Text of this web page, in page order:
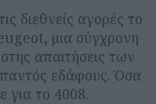
διεθνείς αγορές το
μια σύγχρονη
απαιτήσεις των
εδάφους. Όσα
για το 4008.